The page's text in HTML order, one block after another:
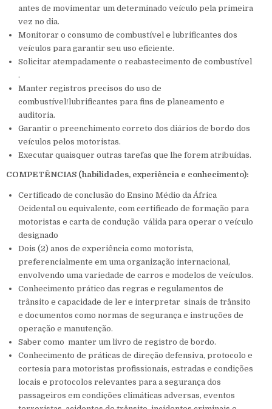
antes de movimentar um determinado veículo pela primeira
vez no dia.
Monitorar o consumo de combustível e lubrificantes dos
veículos para garantir seu uso eficiente.
Solicitar atempadamente o reabastecimento de combustível
.
Manter registros precisos do uso de
combustível/lubrificantes para fins de planeamento e
auditoria.
Garantir o preenchimento correto dos diários de bordo dos
veículos pelos motoristas.
Executar quaisquer outras tarefas que lhe forem atribuídas.
COMPETÊNCIAS (habilidades, experiência e conhecimento):
Certificado de conclusão do Ensino Médio da África
Ocidental ou equivalente, com certificado de formação para
motoristas e carta de condução válida para operar o veículo
designado
Dois (2) anos de experiência como motorista,
preferencialmente em uma organização internacional,
envolvendo uma variedade de carros e modelos de veículos.
Conhecimento prático das regras e regulamentos de
trânsito e capacidade de ler e interpretar sinais de trânsito
e documentos como normas de segurança e instruções de
operação e manutenção.
Saber como manter um livro de registro de bordo.
Conhecimento de práticas de direção defensiva, protocolo e
cortesia para motoristas profissionais, estradas e condições
locais e protocolos relevantes para a segurança dos
passageiros em condições climáticas adversas, eventos